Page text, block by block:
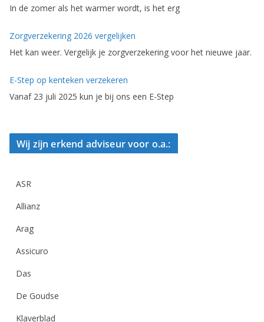
In de zomer als het warmer wordt, is het erg
Zorgverzekering 2026 vergelijken
Het kan weer. Vergelijk je zorgverzekering voor het nieuwe jaar.
E-Step op kenteken verzekeren
Vanaf 23 juli 2025 kun je bij ons een E-Step
Wij zijn erkend adviseur voor o.a.:
ASR
Allianz
Arag
Assicuro
Das
De Goudse
Klaverblad